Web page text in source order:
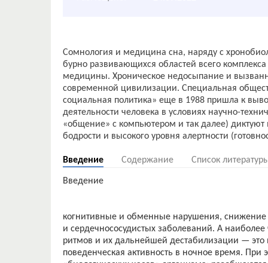
Сомнология и медицина сна, наряду с
бурно развивающихся областей всего
медицины. Хроническое недосыпание и
современной цивилизации. Специальная
социальная политика» еще в 1988 пришла к
деятельности человека в условиях научно-
«общение» с компьютером и так далее)
Введение Содержание Список
Введение
когнитивные и обменные нарушения,
и сердечнососудистых заболеваний. А
ритмов и их дальнейшей дестабилизации — это
поведенческая активность в ночное время. При